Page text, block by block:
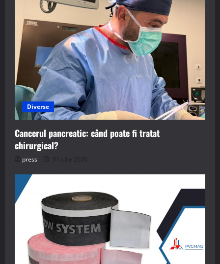
Diverse
Cancerul pancreatic: când poate fi tratat
chirurgical?
press 31 iulie 2026